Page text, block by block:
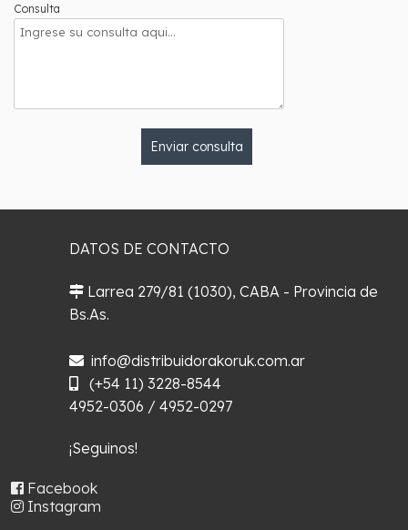
Consulta
Enviar consulta
DATOS DE CONTACTO
Larrea 279/81 (1030), CABA - Provincia de
Bs.As.
info@distribuidorakoruk.com.ar
(+54 11) 3228-8544
4952-0306 / 4952-0297
¡Seguinos!
Facebook
Instagram